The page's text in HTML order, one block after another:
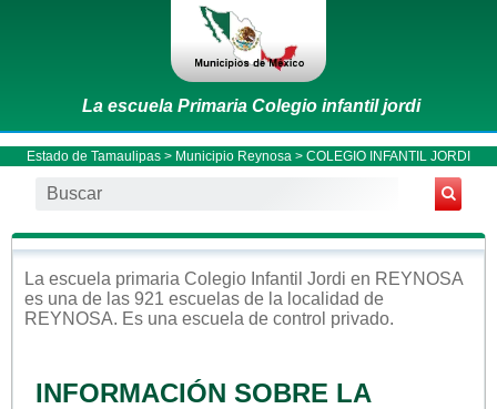
La escuela Primaria Colegio infantil jordi
Estado de Tamaulipas > Municipio Reynosa > COLEGIO INFANTIL JORDI
La escuela primaria Colegio Infantil Jordi en REYNOSA
es una de las 921 escuelas de la localidad de
REYNOSA. Es una escuela de control privado.
INFORMACIÓN SOBRE LA